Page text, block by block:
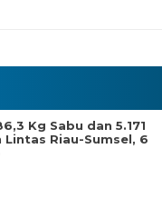
Kg Sabu dan 5.171
Riau-Sumsel, 6